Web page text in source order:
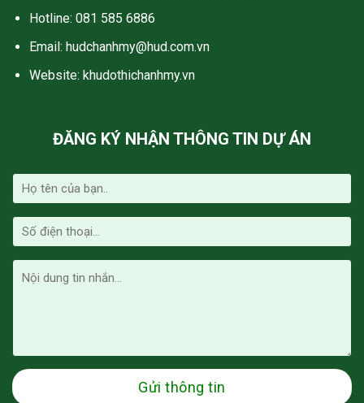
Hotline: 081 585 6886
Email: hudchanhmy@hud.com.vn
Website: khudothichanhmy.vn
ĐĂNG KÝ NHẬN THÔNG TIN DỰ ÁN